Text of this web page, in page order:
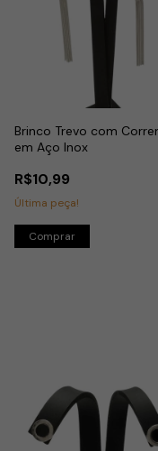
Brinco Trevo com
em Aço Inox
R$10,99
Última peça!